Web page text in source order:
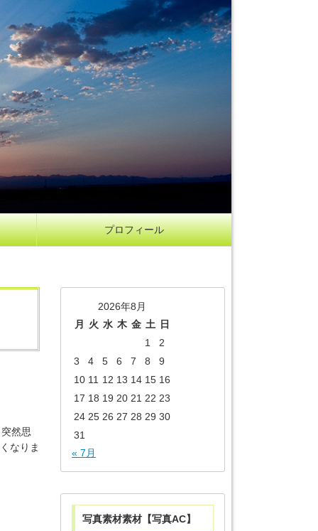
プロフィール
然思
なりま
2026年8月
月
火 水 木 金 土
日
1
2
3
4 5 6 7 8
9
10 11 12 13 14 15 16
17 18 19 20 21 22 23
24 25 26 27 28 29 30
31
« 7月
写真素材素材【写真AC】